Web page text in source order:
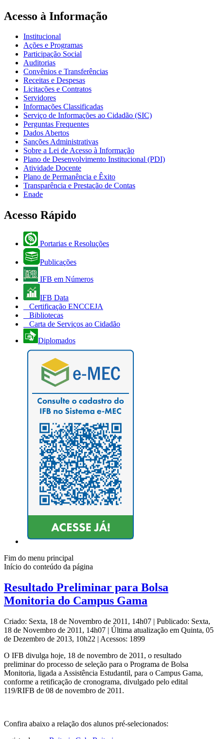
Acesso à Informação
Institucional
Ações e Programas
Participação Social
Auditorias
Convênios e Transferências
Receitas e Despesas
Licitações e Contratos
Servidores
Informações Classificadas
Serviço de Informações ao Cidadão (SIC)
Perguntas Frequentes
Dados Abertos
Sanções Administrativas
Sobre a Lei de Acesso à Informação
Plano de Desenvolvimento Institucional (PDI)
Atividade Docente
Plano de Permanência e Êxito
Transparência e Prestação de Contas
Enade
Acesso Rápido
Portarias e Resoluções
Publicações
IFB em Números
IFB Data
Certificação ENCCEJA
Bibliotecas
Carta de Serviços ao Cidadão
Diplomados
Fim do menu principal
Início do conteúdo da página
Resultado Preliminar para Bolsa
Monitoria do Campus Gama
Criado: Sexta, 18 de Novembro de 2011, 14h07 | Publicado: Sexta,
18 de Novembro de 2011, 14h07 | Última atualização em Quinta, 05
de Dezembro de 2013, 10h22 | Acessos: 1899
O IFB divulga hoje, 18 de novembro de 2011, o resultado
preliminar do processo de seleção para o Programa de Bolsa
Monitoria, ligada a Assistência Estudantil, para o Campus Gama,
conforme a retificação de cronograma, divulgado pelo edital
119/RIFB de 08 de novembro de 2011.
Confira abaixo a relação dos alunos pré-selecionados: